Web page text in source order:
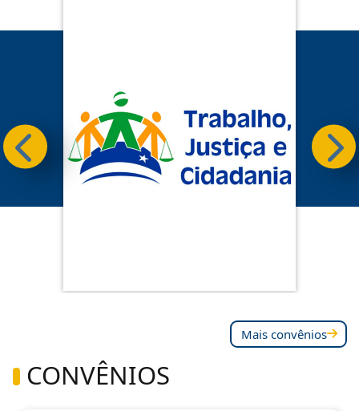
CONVÊNIOS
Mais convênios